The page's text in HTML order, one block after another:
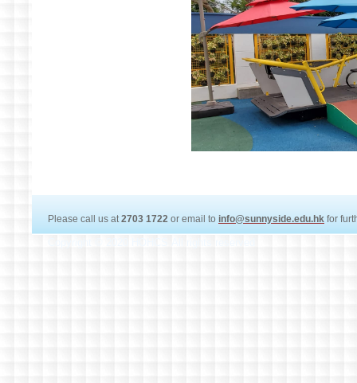
Please call us at2703 1722 or email to info@sunnyside.edu.hk for